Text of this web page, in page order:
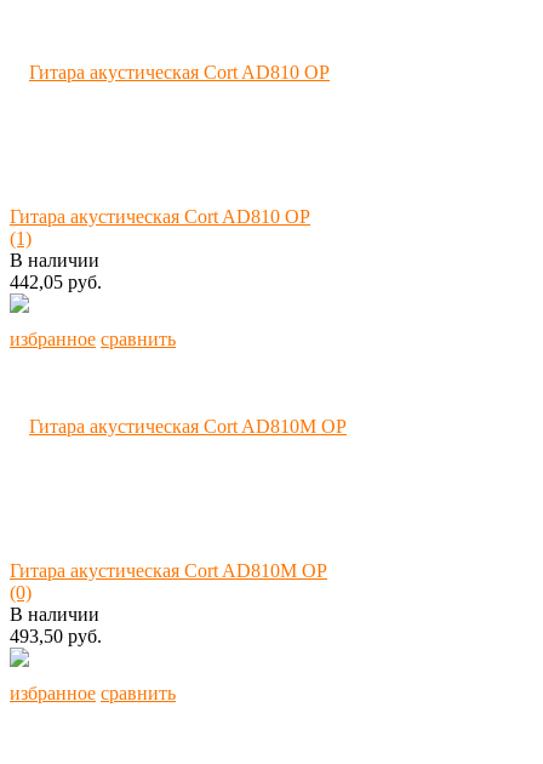
избранное сравнить
Гитара акустическая Cort AD810 OP
(1)
В наличии
442,05 руб.
избранное сравнить
Гитара акустическая Cort AD810M OP
(0)
В наличии
493,50 руб.